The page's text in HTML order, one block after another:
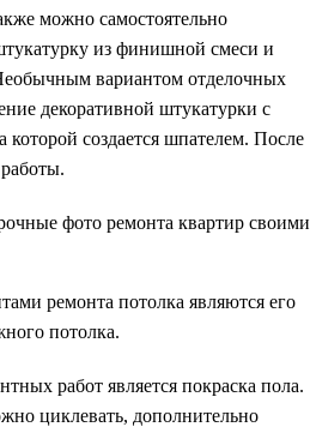
можно самостоятельно
из финишной смеси и
вариантом отделочных
декоративной штукатурки с
создается шпателем. После
фото ремонта квартир своими
ремонта потолка являются его
потолка.
работ является покраска пола.
циклевать, дополнительно